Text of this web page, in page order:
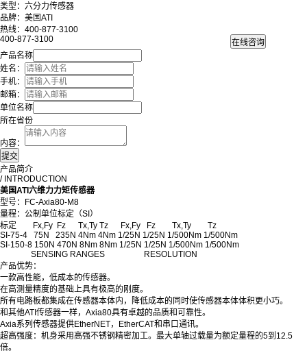
类型：六分力传感器
品牌：美国ATI
热线：400-877-3100
400-877-3100
产品名称
姓名：
手机：
邮箱：
单位名称
所在省份
内容：
产品简介
/ INTRODUCTION
美国ATI六维力力矩传感器
型号：FC-Axia80-M8
量程：公制单位标定（SI）
标定 Fx,Fy Fz Tx,Ty Tz Fx,Fy Fz Tx,Ty Tz
SI-75-4 75N 235N 4Nm 4Nm 1/25N 1/25N 1/500Nm 1/500Nm
SI-150-8 150N 470N 8Nm 8Nm 1/25N 1/25N 1/500Nm 1/500Nm
SENSING RANGES RESOLUTION
产品优势：
一款高性能，低成本的传感器。
在高测量精度的基础上具有极高的刚度。
所有电路板都集成在传感器本体内，降低成本的同时使传感器本体体积更小巧。
和其他ATI传感器一样，Axia80具有卓越的品质和可靠性。
Axia系列传感器提供EtherNET，EtherCAT和串口通讯。
超高强度：机身采用高强不锈钢精密加工。最大单轴过载量为额定量程的5到12.5
倍。